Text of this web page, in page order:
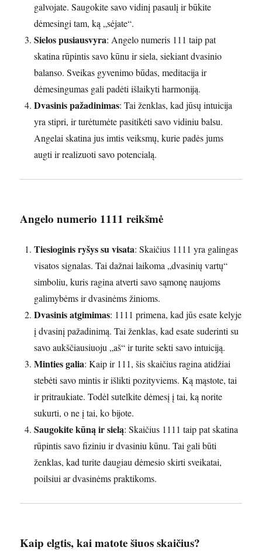
galvojate. Saugokite savo vidinį pasaulį ir būkite
dėmesingi tam, ką „sėjate“.
Sielos pusiausvyra: Angelo numeris 111 taip pat
skatina rūpintis savo kūnu ir siela, siekiant dvasinio
balanso. Sveikas gyvenimo būdas, meditacija ir
dėmesingumas gali padėti išlaikyti harmoniją.
Dvasinis pažadinimas: Tai ženklas, kad jūsų intuicija
yra stipri, ir turėtumėte pasitikėti savo vidiniu balsu.
Angelai skatina jus imtis veiksmų, kurie padės jums
augti ir realizuoti savo potencialą.
Angelo numerio 1111 reikšmė
Tiesioginis ryšys su visata: Skaičius 1111 yra galingas
visatos signalas. Tai dažnai laikoma „dvasinių vartų“
simboliu, kuris ragina atverti savo sąmonę naujoms
galimybėms ir dvasinėms žinioms.
Dvasinis atgimimas: 1111 primena, kad jūs esate kelyje
į dvasinį pažadinimą. Tai ženklas, kad esate suderinti su
savo aukščiausiuoju „aš“ ir turite sekti savo intuiciją.
Minties galia: Kaip ir 111, šis skaičius ragina atidžiai
stebėti savo mintis ir išlikti pozityviems. Ką mąstote, tai
ir pritraukiate. Todėl sutelkite dėmesį į tai, ką norite
sukurti, o ne į tai, ko bijote.
Saugokite kūną ir sielą: Skaičius 1111 taip pat skatina
rūpintis savo fiziniu ir dvasiniu kūnu. Tai gali būti
ženklas, kad turite daugiau dėmesio skirti sveikatai,
poilsiui ar dvasinėms praktikoms.
Kaip elgtis, kai matote šiuos skaičius?